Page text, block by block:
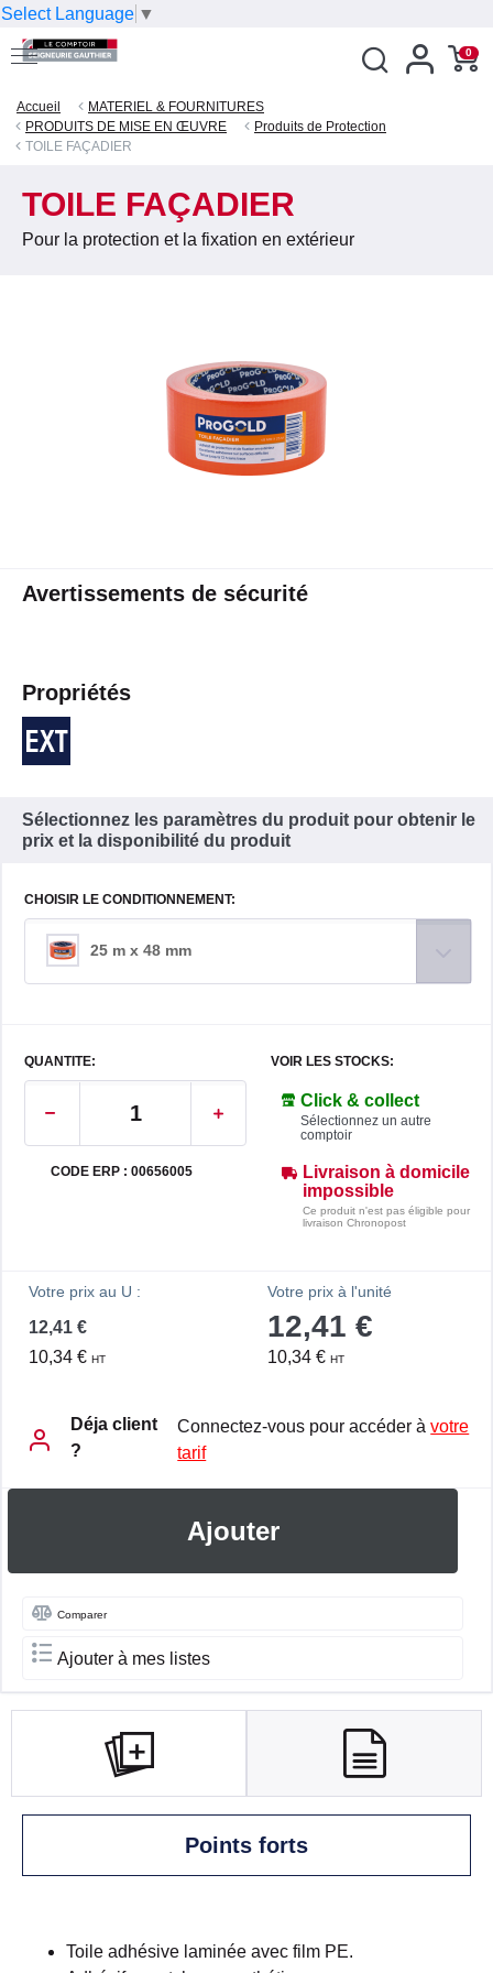
Select Language ▼
0
Accueil
MATERIEL & FOURNITURES
PRODUITS DE MISE EN ŒUVRE
Produits de Protection
TOILE FAÇADIER
TOILE FAÇADIER
Pour la protection et la fixation en extérieur
Avertissements de sécurité
Propriétés
Sélectionnez les paramètres du produit pour obtenir le
prix et la disponibilité du produit
CHOISIR LE CONDITIONNEMENT:
25 m x 48 mm
QUANTITE:
CODE ERP : 00656005
VOIR LES STOCKS:
Click & collect
Sélectionnez un autre
comptoir
Livraison à domicile
impossible
Ce produit n'est pas éligible pour
livraison Chronopost
Votre prix au U :
12,41 €
10,34 € HT
Votre prix à l'unité
12,41 €
10,34 € HT
Déja client
?
Connectez-vous pour accéder àvotre
tarif
Ajouter
Comparer
Ajouter à mes listes
Points forts
Toile adhésive laminée avec film PE.